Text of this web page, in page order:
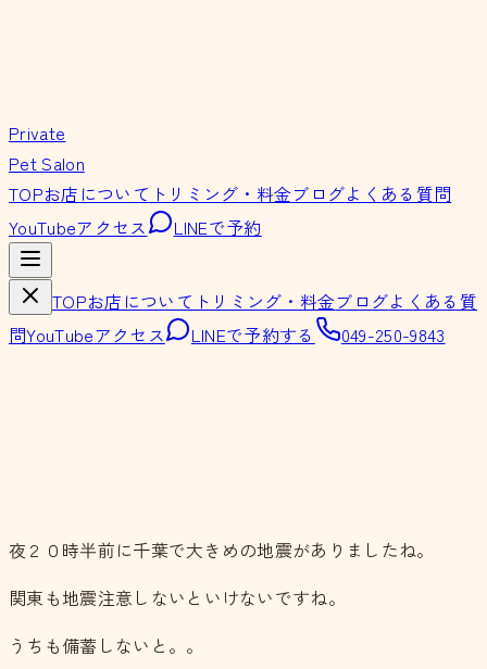
Private
Pet Salon
TOPお店について トリミング・料金ブログよくある質問
YouTubeアクセス LINEで予約
TOPお店について トリミング・料金ブログよくある質
問YouTubeアクセス LINEで予約する 049-250-9843
夜２０時半前に千葉で大きめの地震がありましたね。
関東も地震注意しないといけないですね。
うちも備蓄しないと。。